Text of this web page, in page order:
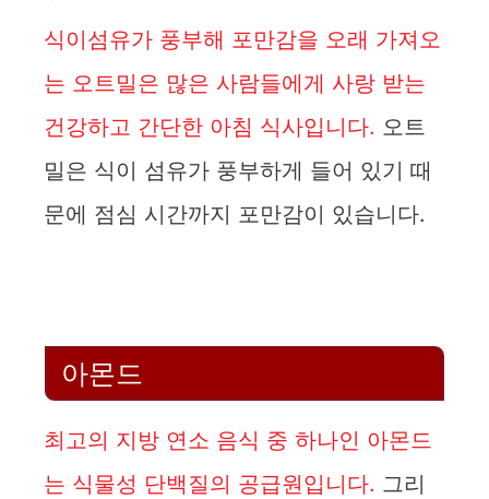
식이섬유가 풍부해 포만감을 오래 가져오
는 오트밀은 많은 사람들에게 사랑 받는
건강하고 간단한 아침 식사입니다. 오트
밀은 식이 섬유가 풍부하게 들어 있기 때
문에 점심 시간까지 포만감이 있습니다.
아몬드
최고의 지방 연소 음식 중 하나인 아몬드
는 식물성 단백질의 공급원입니다. 그리